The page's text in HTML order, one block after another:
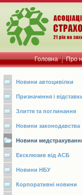
Головна Про
Новини автоцивілки
Призначення і
Злиття та поглинання
Новини законодавства
Новини
Ексклюзив від АСБ
Новини НБУ
Корпоративні новини